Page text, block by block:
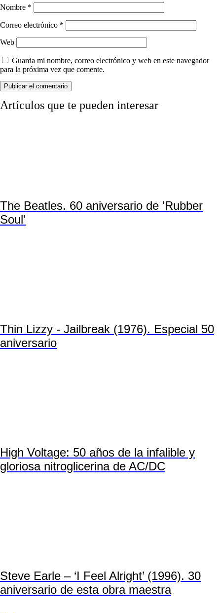
Nombre *
Correo electrónico *
Web
Guarda mi nombre, correo electrónico y web en este navegador
para la próxima vez que comente.
Artículos que te pueden interesar
The Beatles. 60 aniversario de 'Rubber
Soul'
Thin Lizzy - Jailbreak (1976). Especial 50
aniversario
High Voltage: 50 años de la infalible y
gloriosa nitroglicerina de AC/DC
Steve Earle – ‘I Feel Alright’ (1996). 30
aniversario de esta obra maestra